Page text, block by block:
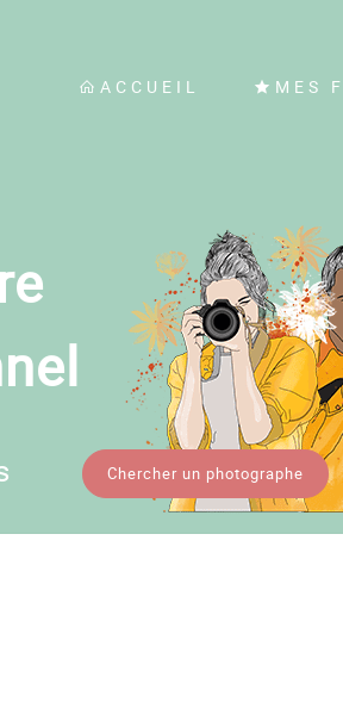
ACCUEIL MES
Chercher un photographe